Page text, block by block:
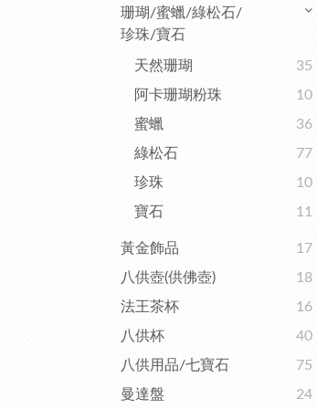
珊瑚/蜜蠟/綠松石/
珍珠/寶石
天然珊瑚
35
阿卡珊瑚粉珠
10
蜜蠟
36
綠松石
77
珍珠
10
寶石
11
黃金飾品
17
八供壺(供佛壺)
18
法王茶杯
16
八供杯
40
八供用品/七寶石
75
曼達盤
24